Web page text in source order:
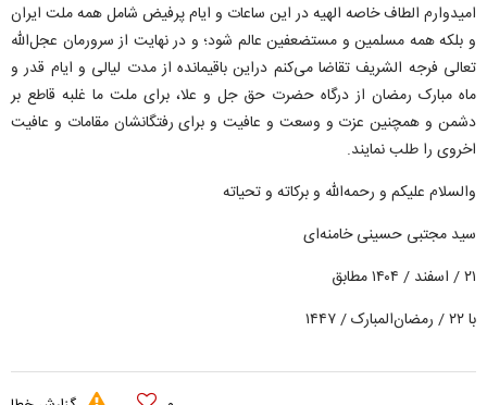
امیدوارم الطاف خاصه الهیه در این ساعات و ایام پرفیض شامل همه ملت ایران
و بلکه همه مسلمین و مستضعفین عالم شود؛ و در نهایت از سرورمان عجل‌الله
تعالی فرجه الشریف تقاضا می‌کنم دراین باقیمانده از مدت لیالی و ایام قدر و
ماه مبارک رمضان از درگاه حضرت حق جل و علا، برای ملت ما غلبه قاطع بر
دشمن و همچنین عزت و وسعت و عافیت و برای رفتگانشان مقامات و عافیت
اخروی را طلب نمایند.
والسلام علیکم و رحمه‌الله و برکاته و تحیاته
سید مجتبی حسینی خامنه‌ای
۲۱ / اسفند / ۱۴۰۴ مطابق
با ۲۲ / رمضان‌المبارک / ۱۴۴۷